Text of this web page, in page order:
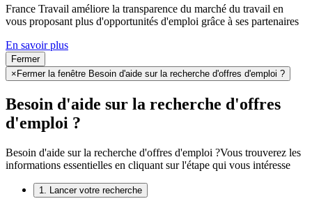
France Travail améliore la transparence du marché du travail en
vous proposant plus d'opportunités d'emploi grâce à ses partenaires
En savoir plus
Fermer
× Fermer la fenêtre Besoin d'aide sur la recherche d'offres d'emploi ?
Besoin d'aide sur la recherche d'offres
d'emploi ?
Besoin d'aide sur la recherche d'offres d'emploi ?Vous trouverez les
informations essentielles en cliquant sur l'étape qui vous intéresse
1. Lancer votre recherche